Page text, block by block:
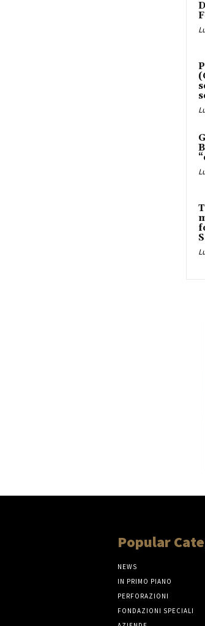
Popular
NEWS
IN PRIMO PIANO
PERFORAZIONI
FONDAZIONI SPECIALI